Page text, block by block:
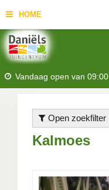
HOME
Vandaag open van 09:00
Open zoekfilter
Kalmoes